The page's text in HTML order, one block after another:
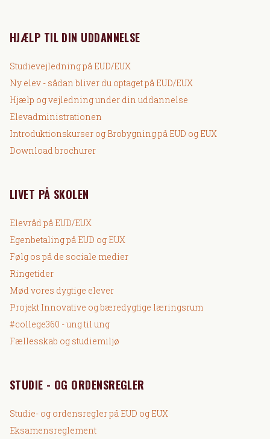
HJÆLP TIL DIN UDDANNELSE
Studievejledning på EUD/EUX
Ny elev - sådan bliver du optaget på EUD/EUX
Hjælp og vejledning under din uddannelse
Elevadministrationen
Introduktionskurser og Brobygning på EUD og EUX
Download brochurer
LIVET PÅ SKOLEN
Elevråd på EUD/EUX
Egenbetaling på EUD og EUX
Følg os på de sociale medier
Ringetider
Mød vores dygtige elever
Projekt Innovative og bæredygtige læringsrum
#college360 - ung til ung
Fællesskab og studiemiljø
STUDIE - OG ORDENSREGLER
Studie- og ordensregler på EUD og EUX
Eksamensreglement